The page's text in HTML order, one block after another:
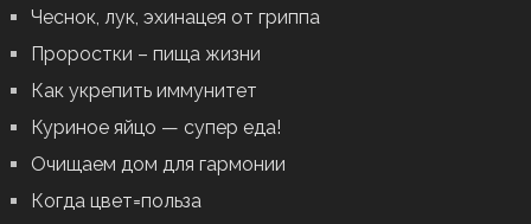
Чеснок, лук, эхинацея от гриппа
Проростки – пища жизни
Как укрепить иммунитет
Куриное яйцо — супер еда!
Очищаем дом для гармонии
Когда цвет=польза